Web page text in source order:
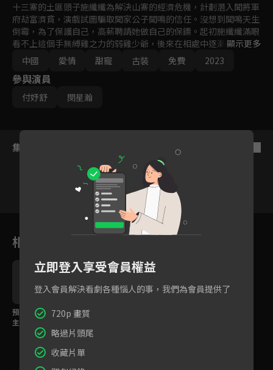
十三寨的土匪頭子施纖纖為解決山寨的經濟危機，計劃潛入聞將軍
府劫富濟貧，演戲試圖騙取聞家公子聞鳴的信任。沒想到聞鳴天生
倒霉，為了保護自己，高薪聘請她做自己的保鏢。起初施纖纖滿眼
看不上這個手無縛雞之力的弱雞少爺，後來在相處中逐漸被聞鳴的
真誠打動，但隨著兩人感情升溫施纖纖陷入掙扎——她害怕聞鳴知
道自己接近他的目的，更怕聞鳴知道自己從一開始的欺騙。她最終
選擇了坦白，因為她記著聞鳴教會她的道理，那就是愛要 真誠。
也因為愛，在淵城與十三寨面臨危機時，他們默契配合，擊潰了國
相的陰謀。
顯示更多
中國
愛情 甜寵 古裝 免費 2023
參與演員
付妤舒 閔星瀚
集數列表
8 9 10
相關花絮
預告：爆笑甜寵，女寨
主愛上富二代。
立即登入享受會員權益
登入會員解決看劇各種惱人的事，我們為會員提供了
720p 畫質
略過片頭尾
收藏片單